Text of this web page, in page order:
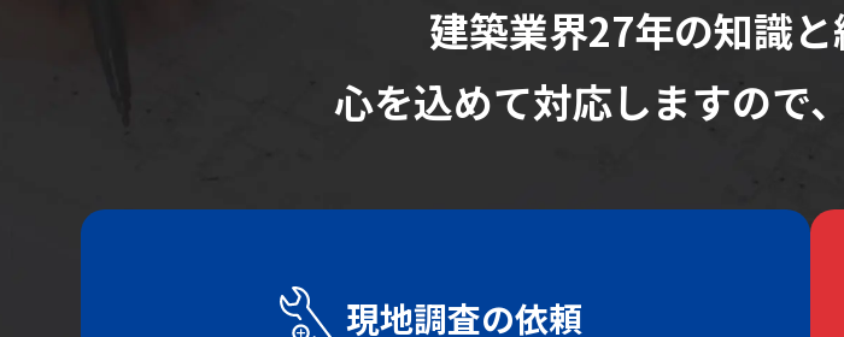
建築業界27年の知識と
心を込めて対応しますので、
現地調査の依頼